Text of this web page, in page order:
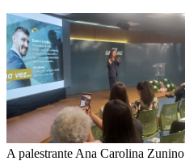
A palestrante Ana Carolina Zunino